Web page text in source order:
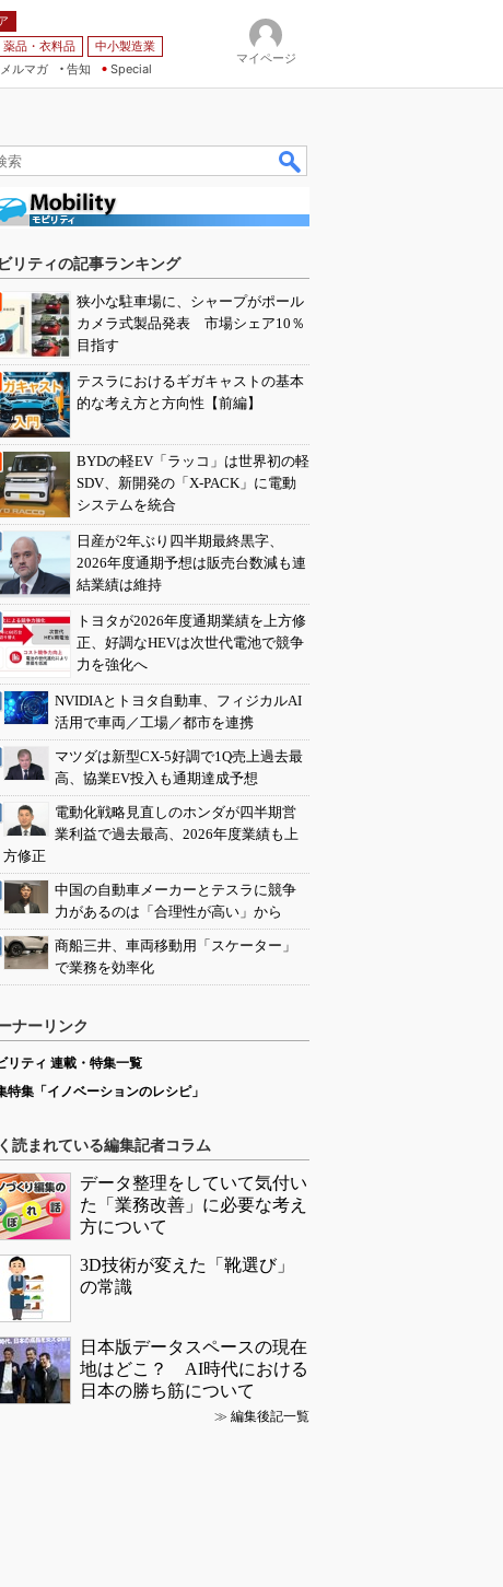
薬品・衣料品
中小製造業
メルマガ
告知 Special
マイページ
リティの記事ランキング
狭小な駐車場に、シャープがポール
カメラ式製品発表 市場シェア10％
目指す
テスラにおけるギガキャストの基本
的な考え方と方向性【前編】
BYDの軽EV「ラッコ」は世界初の軽
SDV、新開発の「X-PACK」に電動
システムを統合
日産が2年ぶり四半期最終黒字、
2026年度通期予想は販売台数減も連
結業績は維持
トヨタが2026年度通期業績を上方修
正、好調なHEVは次世代電池で競争
力を強化へ
NVIDIAとトヨタ自動車、フィジカルAI
活用で車両／工場／都市を連携
マツダは新型CX-5好調で1Q売上過去最
高、協業EV投入も通期達成予想
電動化戦略見直しのホンダが四半期営
業利益で過去最高、2026年度業績も上
方修正
中国の自動車メーカーとテスラに競争
力があるのは「合理性が高い」から
商船三井、車両移動用「スケーター」
で業務を効率化
ナーリンク
リティ 連載・特集一覧
特集「イノベーションのレシピ」
読まれている編集記者コラム
データ整理をしていて気付い
た「業務改善」に必要な考え
方について
3D技術が変えた「靴選び」
の常識
日本版データスペースの現在
地はどこ？ AI時代における
日本の勝ち筋について
≫ 編集後記一覧